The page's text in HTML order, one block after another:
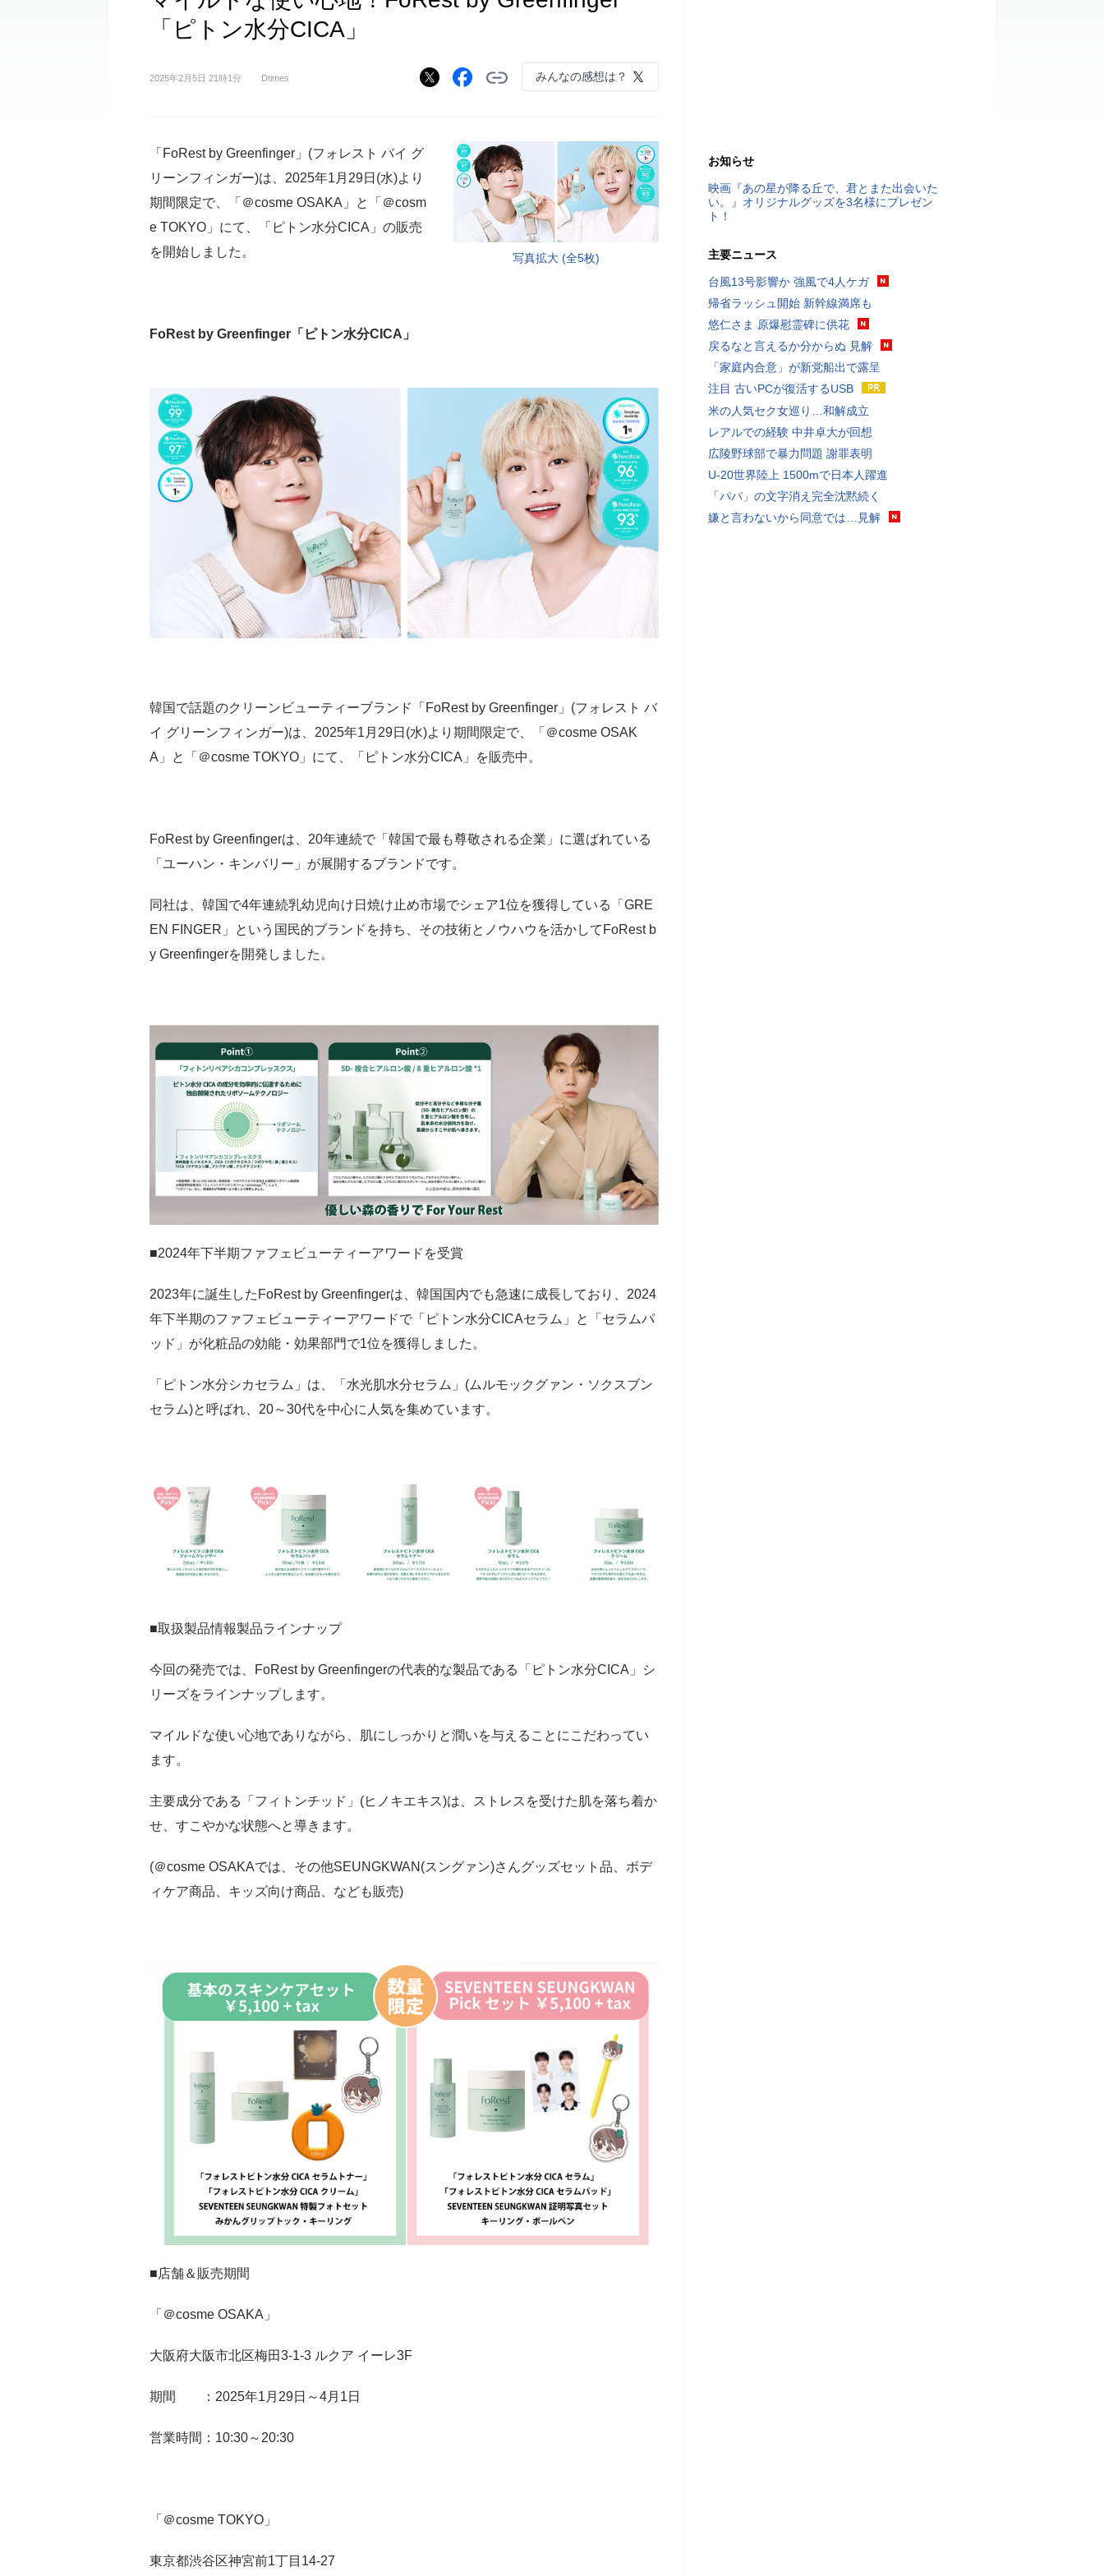
「ピトン水分CICA」
2025年2月5日 21時1分 Dtimes みんなの感想は？
写真拡大 (全5枚)
「FoRest by Greenfinger」(フォレスト バイ グ
リーンフィンガー)は、2025年1月29日(水)より
期間限定で、「＠cosme OSAKA」と「＠cosm
e TOKYO」にて、「ピトン水分CICA」の販売
を開始しました。
FoRest by Greenfinger「ピトン水分CICA」
韓国で話題のクリーンビューティーブランド「FoRest by Greenfinger」(フォレスト バ
イ グリーンフィンガー)は、2025年1月29日(水)より期間限定で、「＠cosme OSAK
A」と「＠cosme TOKYO」にて、「ピトン水分CICA」を販売中。
FoRest by Greenfingerは、20年連続で「韓国で最も尊敬される企業」に選ばれている
「ユーハン・キンバリー」が展開するブランドです。
同社は、韓国で4年連続乳幼児向け日焼け止め市場でシェア1位を獲得している「GRE
EN FINGER」という国民的ブランドを持ち、その技術とノウハウを活かしてFoRest b
y Greenfingerを開発しました。
■2024年下半期ファフェビューティーアワードを受賞
2023年に誕生したFoRest by Greenfingerは、韓国国内でも急速に成長しており、2024
年下半期のファフェビューティーアワードで「ピトン水分CICAセラム」と「セラムパ
ッド」が化粧品の効能・効果部門で1位を獲得しました。
「ピトン水分シカセラム」は、「水光肌水分セラム」(ムルモックグァン・ソクスブン
セラム)と呼ばれ、20～30代を中心に人気を集めています。
■取扱製品情報製品ラインナップ
今回の発売では、FoRest by Greenfingerの代表的な製品である「ピトン水分CICA」シ
リーズをラインナップします。
マイルドな使い心地でありながら、肌にしっかりと潤いを与えることにこだわってい
ます。
主要成分である「フィトンチッド」(ヒノキエキス)は、ストレスを受けた肌を落ち着か
せ、すこやかな状態へと導きます。
(＠cosme OSAKAでは、その他SEUNGKWAN(スングァン)さんグッズセット品、ボデ
ィケア商品、キッズ向け商品、なども販売)
■店舗＆販売期間
「＠cosme OSAKA」
大阪府大阪市北区梅田3-1-3 ルクア イーレ3F
期間 ：2025年1月29日～4月1日
営業時間：10:30～20:30
「＠cosme TOKYO」
東京都渋谷区神宮前1丁目14-27
お知らせ
映画『あの星が降る丘で、君とまた出会いた
い。』オリジナルグッズを3名様にプレゼン
ト！
主要ニュース
台風13号影響か 強風で4人ケガ
帰省ラッシュ開始 新幹線満席も
悠仁さま 原爆慰霊碑に供花
戻るなと言えるか分からぬ 見解
「家庭内合意」が新党船出で露呈
注目 古いPCが復活するUSB
米の人気セク女巡り…和解成立
レアルでの経験 中井卓大が回想
広陵野球部で暴力問題 謝罪表明
U-20世界陸上 1500mで日本人躍進
「パパ」の文字消え完全沈黙続く
嫌と言わないから同意では…見解